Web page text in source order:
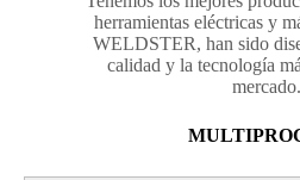
herramientas eléctricas y
WELDSTER, han sido
calidad y la tecnología
mercado.